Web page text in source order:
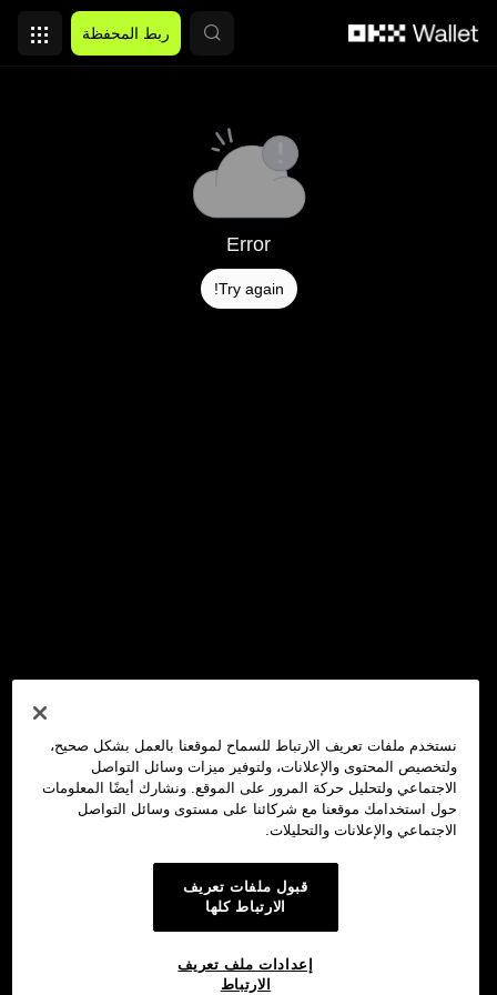
ربط المحفظة
Error
Try again!
نستخدم ملفات تعريف الارتباط للسماح لموقعنا بالعمل بشكل صحيح،
ولتخصيص المحتوى والإعلانات، ولتوفير ميزات وسائل التواصل
الاجتماعي ولتحليل حركة المرور على الموقع. ونشارك أيضًا المعلومات
حول استخدامك موقعنا مع شركائنا على مستوى وسائل التواصل
الاجتماعي والإعلانات والتحليلات.
قبول ملفات تعريف
الارتباط كلها
إعدادات ملف تعريف
الارتباط